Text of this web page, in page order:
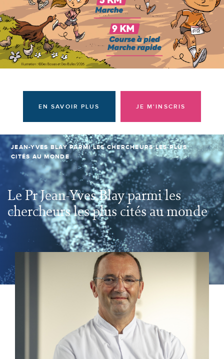
Actualités
Prendre rendez-vous
EN SAVOIR PLUS JE M'INSCRIS
JEAN-YVES BLAY PARMI LES CHERCHEURS LES PLUS
CITÉS AU MONDE
Le Pr Jean-Yves Blay parmi les
chercheurs les plus cités au monde